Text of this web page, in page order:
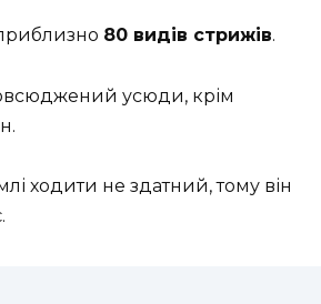
приблизно 80 видів стрижів.
усюди, крім
ходити не здатний, тому він